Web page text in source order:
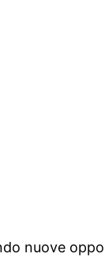
nuove